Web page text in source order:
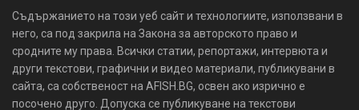
Съдържанието на този уеб сайт и технологиите, използвани в
него, са под закрила на Закона за авторското право и
сродните му права. Всички статии, репортажи, интервюта и
други текстови, графични и видео материали, публикувани в
сайта, са собственост на AFISH.BG, освен ако изрично е
посочено друго. Допуска се публикуване на текстови